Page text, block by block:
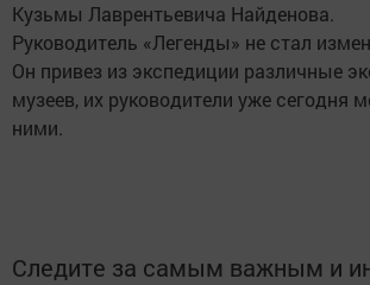
Кузьмы Лаврентьевича Найденова.
Руководитель «Легенды» не стал
Он привез из экспедиции различные
музеев, их руководители уже сегодня
ними.
Следите за самым важным и